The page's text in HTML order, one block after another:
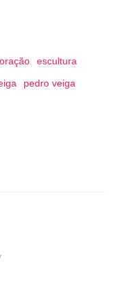
escultura
pedro veiga